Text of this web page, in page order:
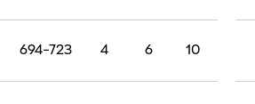
10
6
4
694-723